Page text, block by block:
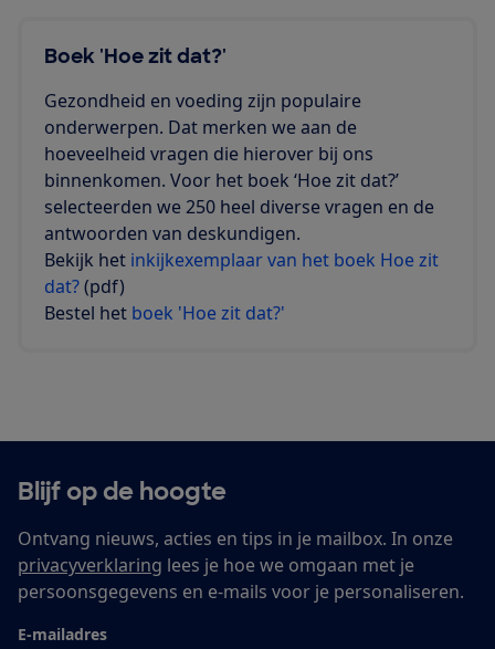
Boek 'Hoe zit dat?'
Gezondheid en voeding zijn populaire
onderwerpen. Dat merken we aan de
hoeveelheid vragen die hierover bij ons
binnenkomen. Voor het boek ‘Hoe zit dat?’
selecteerden we 250 heel diverse vragen en de
antwoorden van deskundigen.
Bekijk het inkijkexemplaar van het boek Hoe zit
dat?(pdf)
Bestel het boek 'Hoe zit dat?'
Blijf op de hoogte
Ontvang nieuws, acties en tips in je mailbox. In onze
privacyverklaring lees je hoe we omgaan met je
persoonsgegevens en e-mails voor je personaliseren.
E-mailadres